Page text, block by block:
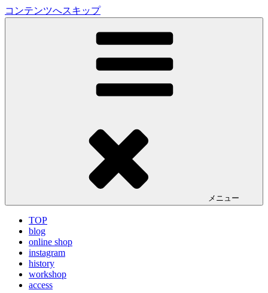
コンテンツへスキップ
LA VILLA ROUGE Blog
メニュー
TOP
blog
online shop
instagram
history
workshop
access